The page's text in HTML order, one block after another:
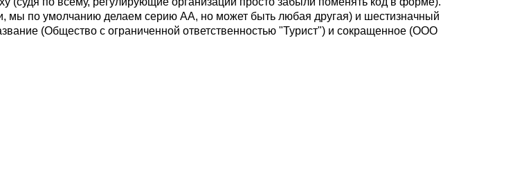
мы по умолчанию делаем серию АА, но может быть любая другая) и шестизначный
(Общество с ограниченной ответственностью "Турист") и сокращенное (ООО